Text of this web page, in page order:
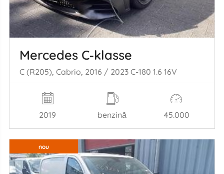
Mercedes C‑klasse
C (R205), Cabrio, 2016 / 2023 C-180 1.6 16V
2019 benzină 45.000
nou